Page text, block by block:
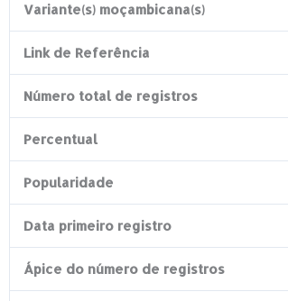
Variante(s) moçambicana(s)
Link de Referência
Número total de registros
Percentual
Popularidade
Data primeiro registro
Ápice do número de registros